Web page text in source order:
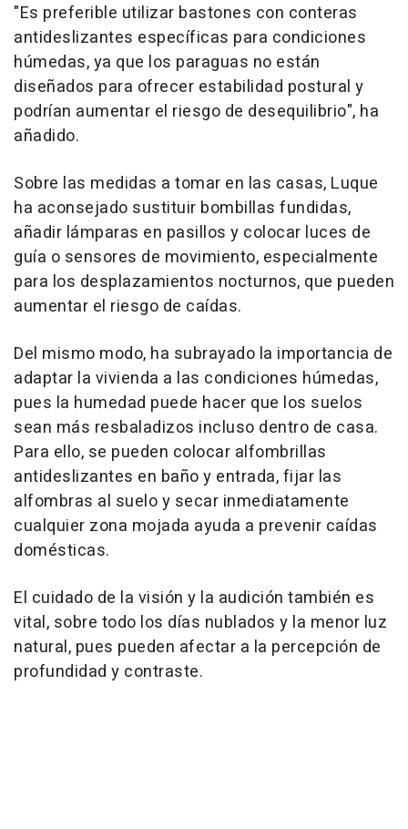
"Es preferible utilizar bastones con conteras
antideslizantes específicas para condiciones
húmedas, ya que los paraguas no están
diseñados para ofrecer estabilidad postural y
podrían aumentar el riesgo de desequilibrio", ha
añadido.
Sobre las medidas a tomar en las casas, Luque
ha aconsejado sustituir bombillas fundidas,
añadir lámparas en pasillos y colocar luces de
guía o sensores de movimiento, especialmente
para los desplazamientos nocturnos, que pueden
aumentar el riesgo de caídas.
Del mismo modo, ha subrayado la importancia de
adaptar la vivienda a las condiciones húmedas,
pues la humedad puede hacer que los suelos
sean más resbaladizos incluso dentro de casa.
Para ello, se pueden colocar alfombrillas
antideslizantes en baño y entrada, fijar las
alfombras al suelo y secar inmediatamente
cualquier zona mojada ayuda a prevenir caídas
domésticas.
El cuidado de la visión y la audición también es
vital, sobre todo los días nublados y la menor luz
natural, pues pueden afectar a la percepción de
profundidad y contraste.